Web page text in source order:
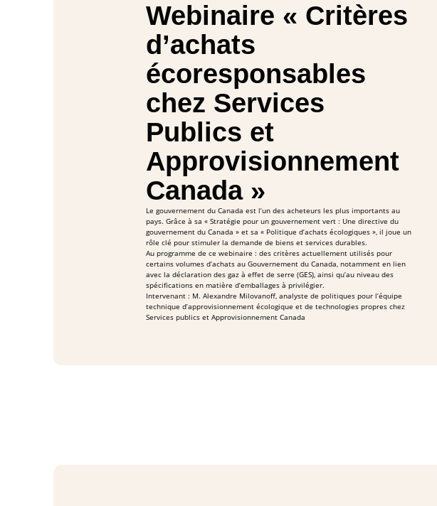
Webinaire « Critères
d’achats
écoresponsables
chez Services
Publics et
Approvisionnement
Canada »
Le gouvernement du Canada est l’un des acheteurs les plus importants au
pays. Grâce à sa « Stratégie pour un gouvernement vert : Une directive du
gouvernement du Canada » et sa « Politique d’achats écologiques », il joue un
rôle clé pour stimuler la demande de biens et services durables.
Au programme de ce webinaire : des critères actuellement utilisés pour
certains volumes d’achats au Gouvernement du Canada, notamment en lien
avec la déclaration des gaz à effet de serre (GES), ainsi qu’au niveau des
spécifications en matière d’emballages à privilégier.
Intervenant : M. Alexandre Milovanoff, analyste de politiques pour l’équipe
technique d’approvisionnement écologique et de technologies propres chez
Services publics et Approvisionnement Canada